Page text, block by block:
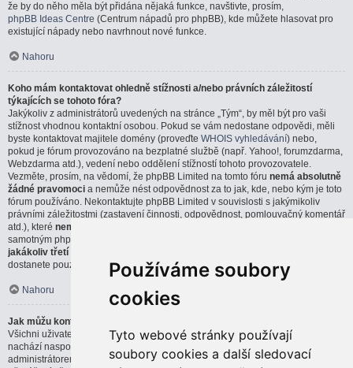
Používáme soubory
cookies
Tyto webové stránky používají
soubory cookies a další sledovací
že by do něho měla být přidána nějaká funkce, navštivte, prosím,
phpBB Ideas Centre (Centrum nápadů pro phpBB), kde můžete hlasovat pro
existující nápady nebo navrhnout nové funkce.
Nahoru
Koho mám kontaktovat ohledně stížnosti a/nebo právních záležitostí
týkajících se tohoto fóra?
Jakýkoliv z administrátorů uvedených na stránce „Tým“, by měl být pro vaši
stížnost vhodnou kontaktní osobou. Pokud se vám nedostane odpovědi, měli
byste kontaktovat majitele domény (proveďte WHOIS vyhledávání) nebo,
pokud je fórum provozováno na bezplatné službě (např. Yahoo!, forumzdarma,
Webzdarma atd.), vedení nebo oddělení stížností tohoto provozovatele.
Vezměte, prosím, na vědomí, že phpBB Limited na tomto fóru nemá absolutně
žádné pravomoci a nemůže nést odpovědnost za to jak, kde, nebo kým je toto
fórum používáno. Nekontaktujte phpBB Limited v souvislosti s jakýmikoliv
právními záležitostmi (zastavení činnosti, odpovědnost, pomlouvačný komentář
atd.), které nemají přímou souvislost
samotným phpBB softwarem. Pokud pošlete email phpBB Limited týkající se
jakákoliv třetí strany
dostanete pouze strohou, nebo vůbec žádnou odpověď.
Nahoru
Jak můžu kontaktovat administrátora fóra?
Všichni uživatelé fóra můžou použít formulář „Kontaktujte nás“, který se
nachází naspodu všech stránek, pokud je tato možnost povolena
administrátorem fóra.